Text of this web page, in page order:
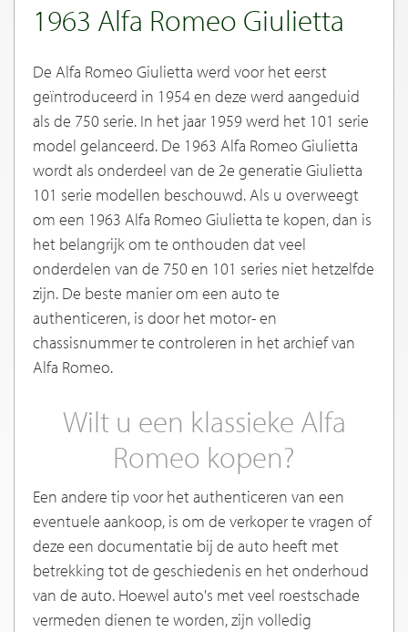
1963 Alfa Romeo Giulietta
De Alfa Romeo Giulietta werd voor het eerst
geïntroduceerd in 1954 en deze werd aangeduid
als de 750 serie. In het jaar 1959 werd het 101 serie
model gelanceerd. De 1963 Alfa Romeo Giulietta
wordt als onderdeel van de 2e generatie Giulietta
101 serie modellen beschouwd. Als u overweegt
om een 1963 Alfa Romeo Giulietta te kopen, dan is
het belangrijk om te onthouden dat veel
onderdelen van de 750 en 101 series niet hetzelfde
zijn. De beste manier om een auto te
authenticeren, is door het motor- en
chassisnummer te controleren in het archief van
Alfa Romeo.
Wilt u een klassieke Alfa
Romeo kopen?
Een andere tip voor het authenticeren van een
eventuele aankoop, is om de verkoper te vragen of
deze een documentatie bij de auto heeft met
betrekking tot de geschiedenis en het onderhoud
van de auto. Hoewel auto's met veel roestschade
vermeden dienen te worden, zijn volledig